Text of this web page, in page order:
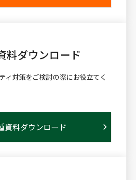
料ダウンロード
ィ対策をご検討の際にお役立てく
資料ダウンロード